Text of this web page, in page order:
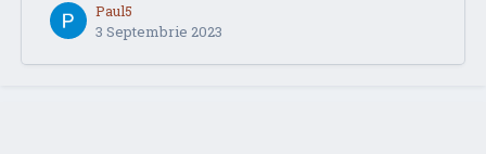
Paul5
3 Septembrie 2023